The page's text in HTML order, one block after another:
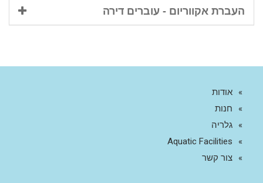
העברת אקווריום - עוברים דירה
אודות
חנות
גלריה
Aquatic Facilities
צור קשר